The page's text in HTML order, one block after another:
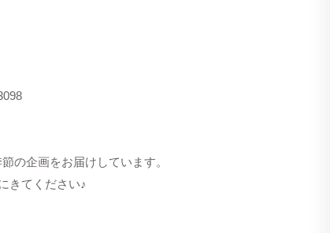
の企画をお届けしています。
きてください♪